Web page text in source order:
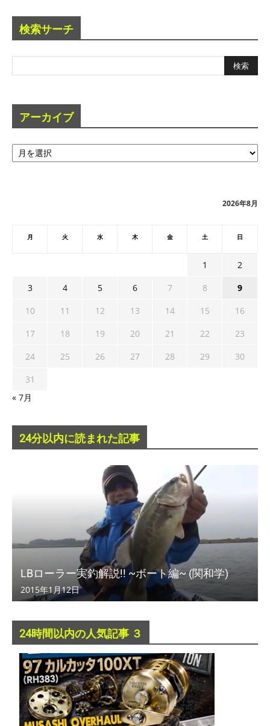
検索サーチ
アーカイブ
ア
ー
2026年8月
月 火 水 木 金 土 日
1
2
3
4 5 6 7 8
9
10
11 12 13 14 15
16
17
18 19 20 21 22
23
24
25 26 27 28 29
30
31
« 7月
24分以内に読まれた記事
LBローラー実釣解説!! ~ボート編~ (関和学)
2015年1月12日
24時間以内の人気記事 ３